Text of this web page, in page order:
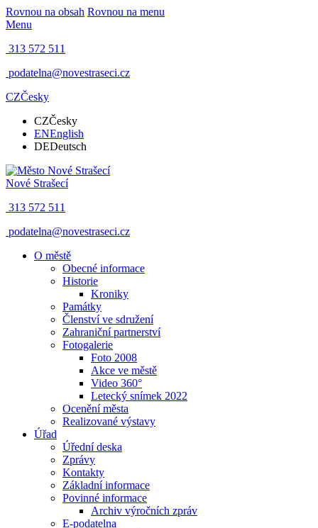
Rovnou na obsah Rovnou na menu
Menu
313 572 511
podatelna@novestraseci.cz
CZČesky
CZČesky
ENEnglish
DEDeutsch
Nové Strašecí
313 572 511
podatelna@novestraseci.cz
O městě
Obecné informace
Historie
Kroniky
Památky
Členství ve sdružení
Zahraniční partnerství
Fotogalerie
Foto 2008
Akce ve městě
Video 360°
Letecký snímek 2022
Ocenění města
Realizované výstavy
Úřad
Úřední deska
Zprávy
Kontakty
Základní informace
Povinné informace
Archiv výročních zpráv
E-podatelna